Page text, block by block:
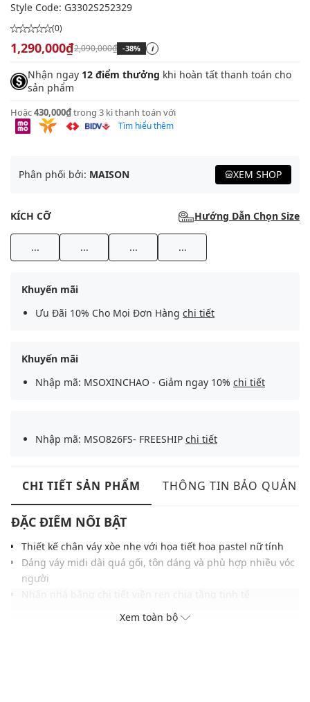
Style Code: G3302S252329
(0)
1,290,000₫2,090,000₫ -38% i
Nhận ngay 12 điểm thưởng khi hoàn tất thanh toán cho
sản phẩm
Hoặc430,000₫trong 3 kì thanh toán với
Tìm hiểu thêm
Phân phối bởi: MAISON XEM SHOP
KÍCH CỠ Hướng Dẫn Chọn Size
... ... ... ...
Khuyến mãi
Ưu Đãi 10% Cho Mọi Đơn Hàng chi tiết
Khuyến mãi
Nhập mã: MSOXINCHAO - Giảm ngay 10% chi tiết
Nhập mã: MSO826FS- FREESHIP chi tiết
CHI TIẾT SẢN PHẨM THÔNG TIN BẢO QUẢN
ĐẶC ĐIỂM NỔI BẬT
Thiết kế chân váy xòe nhẹ với họa tiết hoa pastel nữ tính
Dáng váy midi dài quá gối, tôn dáng và phù hợp nhiều vóc
người
Chất vải mềm mại, co giãn tốt, dễ chịu khi mặc
Tông màu hồng phấn phối tím mang đậm cảm hứng mùa
Xem toàn bộ